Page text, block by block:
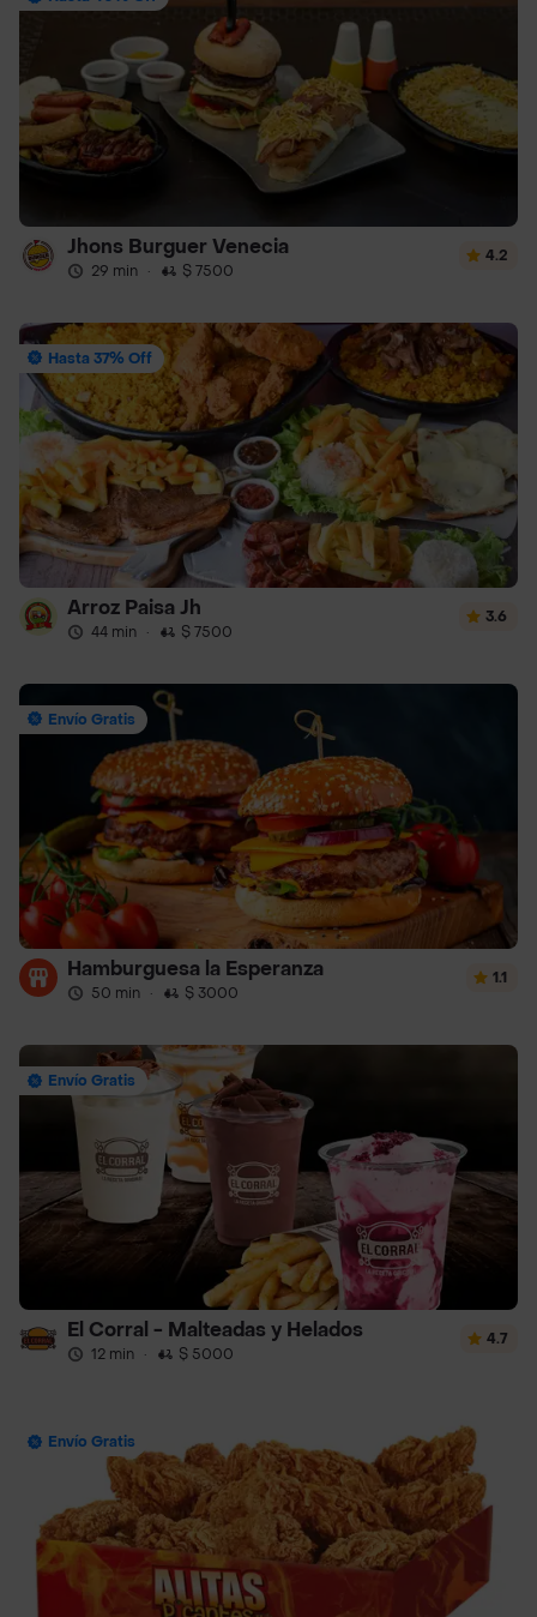
Jhons Burguer Venecia
29 min · $ 7500
4.2
Hasta 37% Off
Arroz Paisa Jh
44 min · $ 7500
3.6
Envío Gratis
Hamburguesa la Esperanza
50 min · $ 3000
1.1
Envío Gratis
El Corral - Malteadas y Helados
12 min · $ 5000
4.7
Envío Gratis